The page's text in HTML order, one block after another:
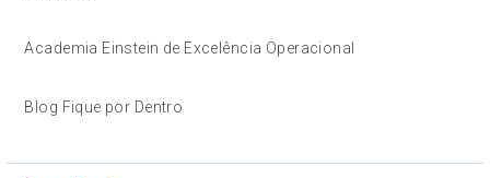
Academia Einstein de Excelência Operacional
Blog Fique por Dentro